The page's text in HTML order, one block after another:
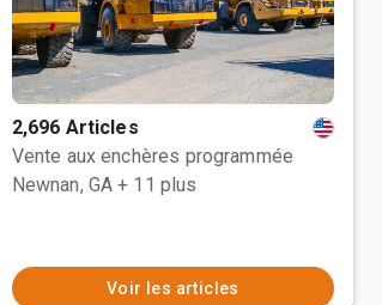
2,696 Articles
Vente aux enchères programmée
Newnan, GA + 11 plus
Voir les articles